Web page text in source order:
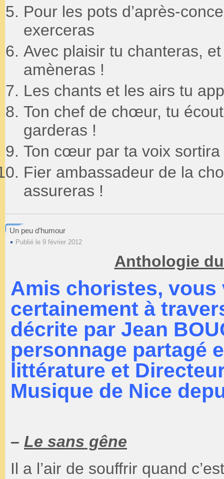
Pour les pots d’après-
exerceras
Avec plaisir tu chanteras,
amèneras !
Les chants et les airs tu
Ton chef de chœur, tu
garderas !
Ton cœur par ta voix
Fier ambassadeur de la
assureras !
Un peu d’humour
Publié le 9 février 2012
Anthologie
Amis choristes,
certainement à
décrite par Jean
personnage partagé
littérature et
Musique de Nice
– Le sans gêne
Il a l’air de souffrir quand